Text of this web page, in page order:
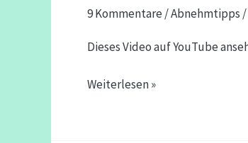
9 Kommentare/Abnehmtipps/
Dieses Video auf YouTube
überraschende
Gründe
Ihre
Weiterlesen »